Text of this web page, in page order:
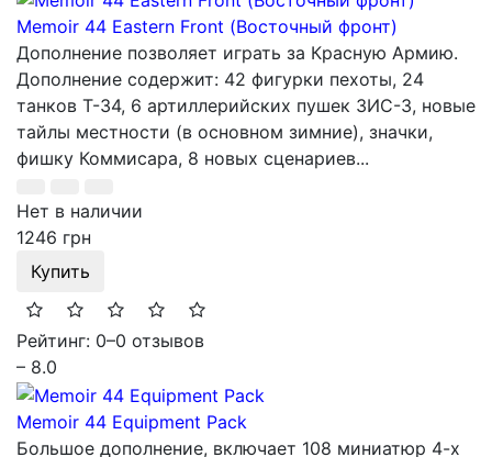
Memoir 44 Eastern Front (Восточный фронт)
Дополнение позволяет играть за Красную Армию.
Дополнение содержит: 42 фигурки пехоты, 24
танков T-34, 6 артиллерийских пушек ЗИС-3, новые
тайлы местности (в основном зимние), значки,
фишку Коммисара, 8 новых сценариев...
Нет в наличии
1246 грн
Купить
Рейтинг: 0–0 отзывов
– 8.0
Memoir 44 Equipment Pack
Большое дополнение, включает 108 миниатюр 4-х